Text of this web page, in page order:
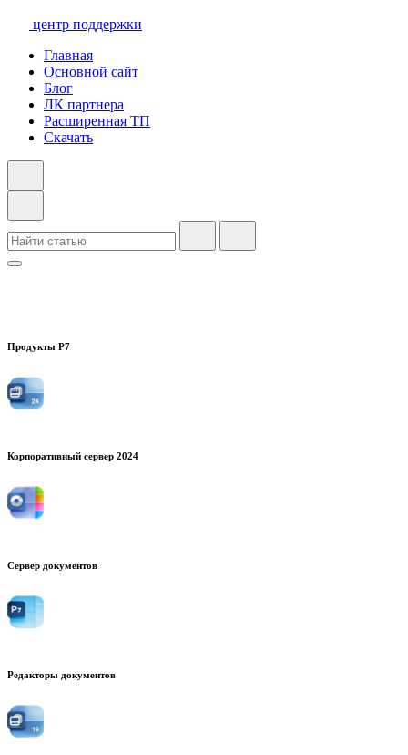
центр поддержки
Главная
Основной сайт
Блог
ЛК партнера
Расширенная ТП
Скачать
Продукты Р7
Корпоративный сервер 2024
Сервер документов
Редакторы документов